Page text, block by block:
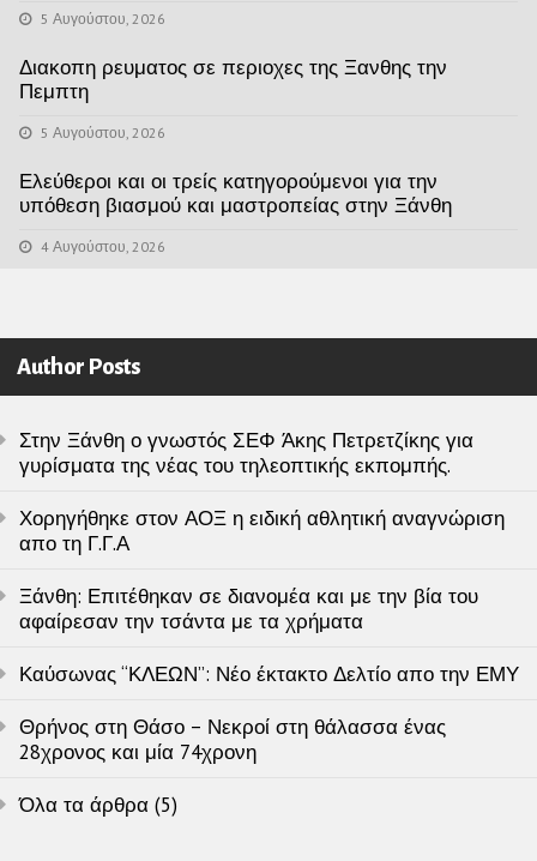
5 Αυγούστου, 2026
Διακοπη ρευματος σε περιοχες της Ξανθης την
Πεμπτη
5 Αυγούστου, 2026
Ελεύθεροι και οι τρείς κατηγορούμενοι για την
υπόθεση βιασμού και μαστροπείας στην Ξάνθη
4 Αυγούστου, 2026
Author Posts
Στην Ξάνθη ο γνωστός ΣΕΦ Άκης Πετρετζίκης για
γυρίσματα της νέας του τηλεοπτικής εκπομπής.
Χορηγήθηκε στον ΑΟΞ η ειδική αθλητική αναγνώριση
απο τη Γ.Γ.Α
Ξάνθη: Επιτέθηκαν σε διανομέα και με την βία του
αφαίρεσαν την τσάντα με τα χρήματα
Καύσωνας “ΚΛΕΩΝ”: Νέο έκτακτο Δελτίο απο την ΕΜΥ
Θρήνος στη Θάσο – Νεκροί στη θάλασσα ένας
28χρονος και μία 74χρονη
Όλα τα άρθρα (5)